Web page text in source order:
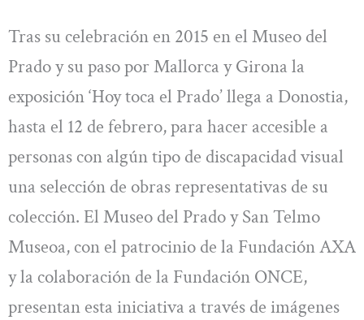
Tras su celebración en 2015 en el Museo del
Prado y su paso por Mallorca y Girona la
exposición ‘Hoy toca el Prado’ llega a Donostia,
hasta el 12 de febrero, para hacer accesible a
personas con algún tipo de discapacidad visual
una selección de obras representativas de su
colección. El Museo del Prado y San Telmo
Museoa, con el patrocinio de la Fundación AXA
y la colaboración de la Fundación ONCE,
presentan esta iniciativa a través de imágenes